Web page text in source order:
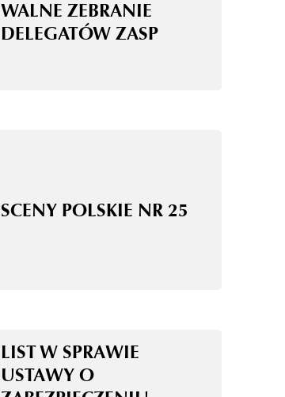
WALNE ZEBRANIE
DELEGATÓW ZASP
SCENY POLSKIE NR 25
LIST W SPRAWIE
USTAWY O